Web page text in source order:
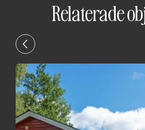
Relaterade